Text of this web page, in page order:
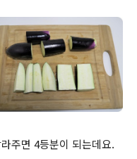
주면 4등분이 되는데요.